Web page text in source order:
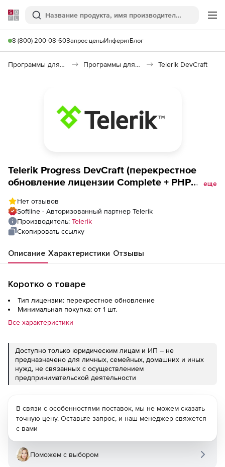
Softline
Поиск
8 (800) 200-08-60Запрос ценыИнферитБлог
Программы для программирования Программы для разработки ПО Telerik DevCraft
Telerik Progress DevCraft (перекрестное
обновление лицензии Complete + PHP
Upgrade from Progress Kendo UI + ASP.NET
(MVC &amp; Core), PHP, JSP Developer
License
еще
Нет отзывов
Softline - Авторизованный партнер Telerik
Производитель: Telerik
Скопировать ссылку
Описание Характеристики Отзывы
Коротко о товаре
Тип лицензии: перекрестное обновление
Минимальная покупка: от 1 шт.
Все характеристики
Доступно только юридическим лицам и ИП – не
предназначено для личных, семейных, домашних и иных
нужд, не связанных с осуществлением
предпринимательской деятельности
В связи с особенностями поставок, мы не можем сказать
точную цену. Оставьте запрос, и наш менеджер свяжется
с вами
Поможем с выбором